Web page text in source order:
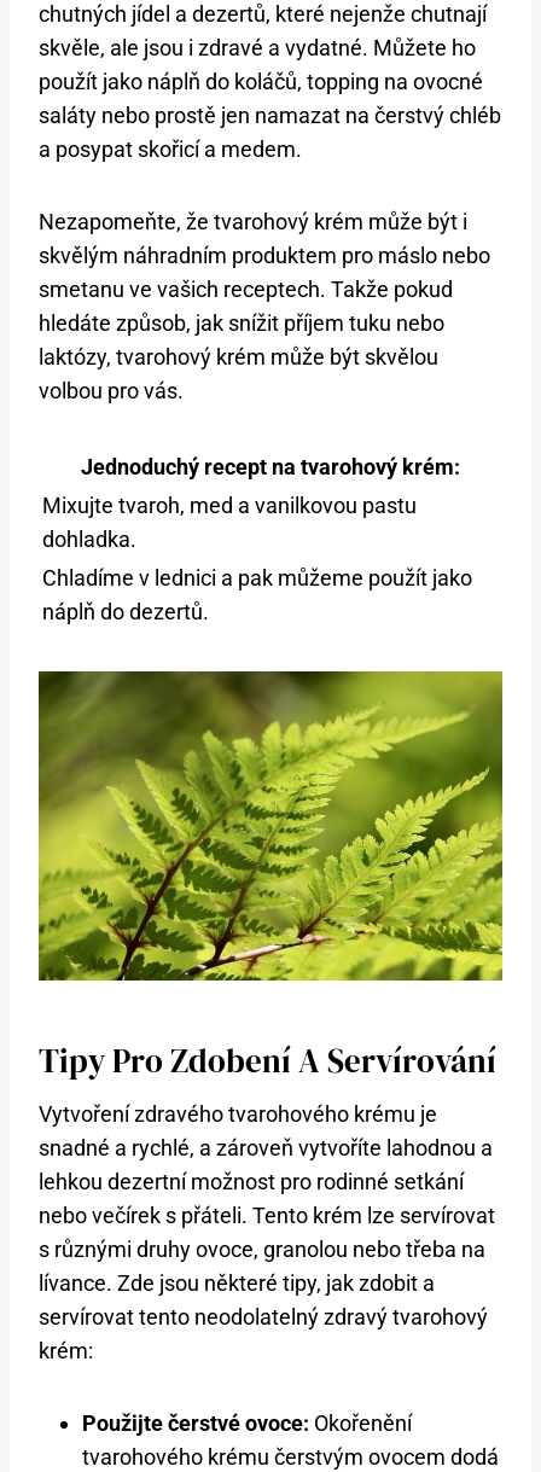
chutných jídel a dezertů, které nejenže chutnají
skvěle, ale jsou i zdravé a vydatné. Můžete ho
použít jako náplň do koláčů, topping na ovocné
saláty nebo prostě jen namazat na čerstvý chléb
a posypat skořicí a medem.
Nezapomeňte, že tvarohový krém může být i
skvělým náhradním produktem pro máslo nebo
smetanu ve vašich receptech. Takže pokud
hledáte způsob, jak snížit příjem tuku nebo
laktózy, tvarohový krém může být skvělou
volbou pro vás.
Jednoduchý recept na tvarohový krém:
Mixujte tvaroh, med a vanilkovou pastu
dohladka.
Chladíme v lednici a pak můžeme použít jako
náplň do dezertů.
Tipy Pro Zdobení A Servírování
Vytvoření zdravého tvarohového krému je
snadné a rychlé, a zároveň vytvoříte lahodnou a
lehkou dezertní možnost pro rodinné setkání
nebo večírek s přáteli. Tento krém lze servírovat
s různými druhy ovoce, granolou nebo třeba na
lívance. Zde jsou některé tipy, jak zdobit a
servírovat tento neodolatelný zdravý tvarohový
krém:
Použijte čerstvé ovoce: Okořenění
tvarohového krému čerstvým ovocem dodá